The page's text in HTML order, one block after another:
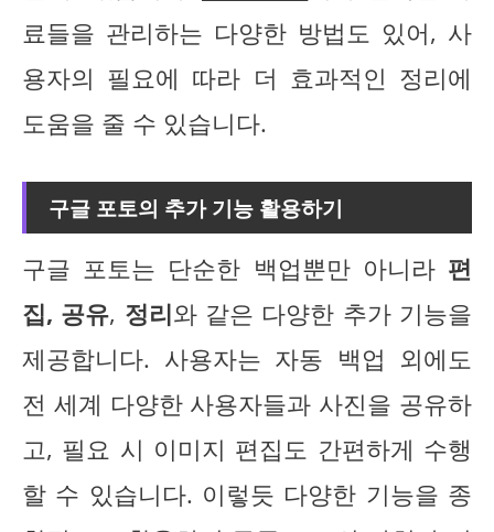
료들을 관리하는 다양한 방법도 있어, 사
용자의 필요에 따라 더 효과적인 정리에
도움을 줄 수 있습니다.
구글 포토의 추가 기능 활용하기
구글 포토는 단순한 백업뿐만 아니라 편
집, 공유, 정리와 같은 다양한 추가 기능을
제공합니다. 사용자는 자동 백업 외에도
전 세계 다양한 사용자들과 사진을 공유하
고, 필요 시 이미지 편집도 간편하게 수행
할 수 있습니다. 이렇듯 다양한 기능을 종